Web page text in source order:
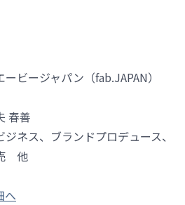
ビージャパン（fab.JAPAN）
春善
ネス、ブランドプロデュース、
他
へ